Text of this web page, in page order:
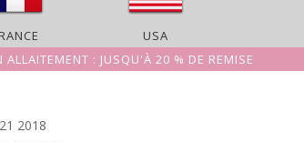
USA
ALLAITEMENT : JUSQU'À 20 % DE REMISE
2018